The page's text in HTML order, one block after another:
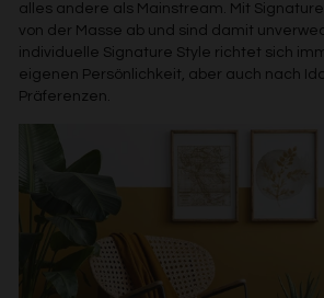
alles andere als Mainstream. Mit
von der Masse ab und sind damit
individuelle Signature Style richtet sich
eigenen Persönlichkeit, aber auch nach
Präferenzen.